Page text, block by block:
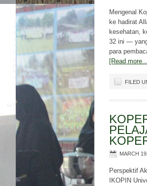
Mengenal
ke hadirat
kesehatan,
32 ini —
para
[Read
FILED
MARCH
Perspektif
IKOPIN